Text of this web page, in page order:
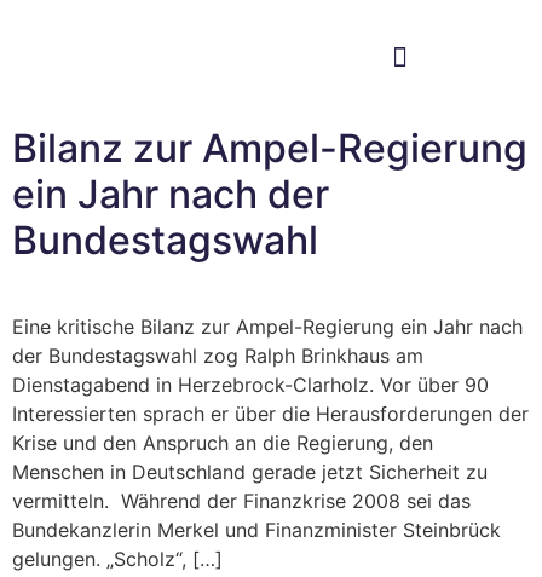
Bilanz zur Ampel-Regierung
ein Jahr nach der
Bundestagswahl
Eine kritische Bilanz zur Ampel-Regierung ein Jahr nach
der Bundestagswahl zog Ralph Brinkhaus am
Dienstagabend in Herzebrock-Clarholz. Vor über 90
Interessierten sprach er über die Herausforderungen der
Krise und den Anspruch an die Regierung, den
Menschen in Deutschland gerade jetzt Sicherheit zu
vermitteln. Während der Finanzkrise 2008 sei das
Bundekanzlerin Merkel und Finanzminister Steinbrück
gelungen. „Scholz“, […]